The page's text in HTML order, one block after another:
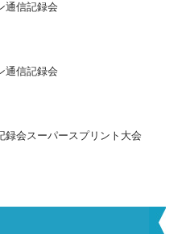
通信記録会
通信記録会
録会スーパースプリント大会